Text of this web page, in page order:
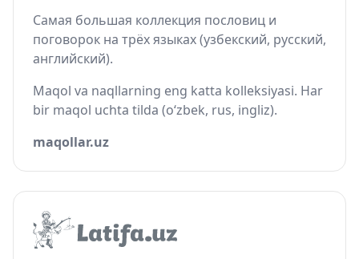
Самая большая коллекция пословиц и
поговорок на трёх языках (узбекский, русский,
английский).
Maqol va naqllarning eng katta kolleksiyasi. Har
bir maqol uchta tilda (o‘zbek, rus, ingliz).
maqollar.uz